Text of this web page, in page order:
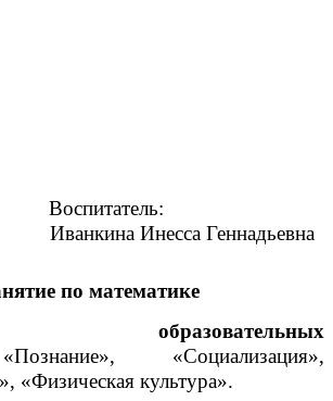
Воспитатель:
Инесса Геннадьевна
по математике
образовательных
«Познание», «Социализация»,
«Физическая культура».